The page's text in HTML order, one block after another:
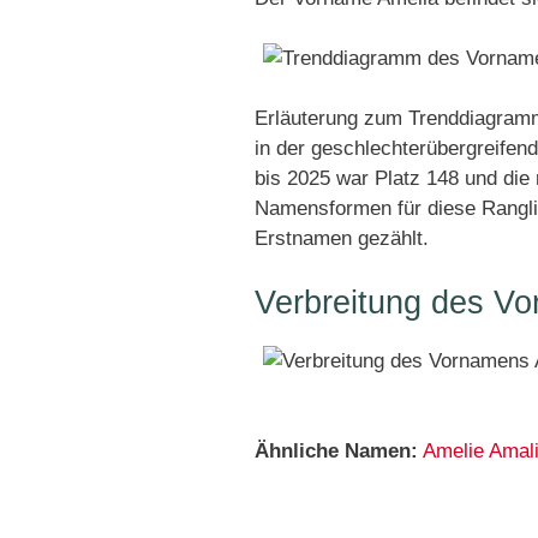
Erläuterung zum
in der
bis 2025 war Platz 148 und
Namensformen für diese
Erstnamen gezählt.
Verbreitung des
Ähnliche Namen: Amelie